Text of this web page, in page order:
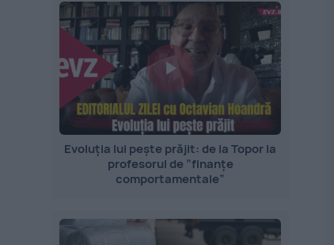
Evoluția lui pește prăjit: de la Topor la
profesorul de ”finanțe
comportamentale”